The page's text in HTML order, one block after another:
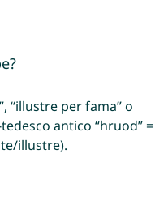
“illustre per fama” o
antico “hruod” =
illustre).